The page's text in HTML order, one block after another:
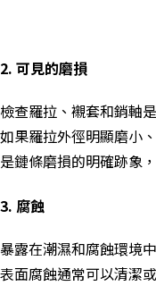
2. 可見的磨損
檢查羅拉、襯套和銷軸
如果羅拉外徑明顯磨小
是鏈條磨損的明確跡象
3. 腐蝕
暴露在潮濕和腐蝕環境
表面腐蝕通常可以清潔